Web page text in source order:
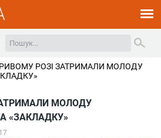
РОЗІ ЗАТРИМАЛИ МОЛОДУ
МОЛОДУ
«ЗАКЛАДКУ»